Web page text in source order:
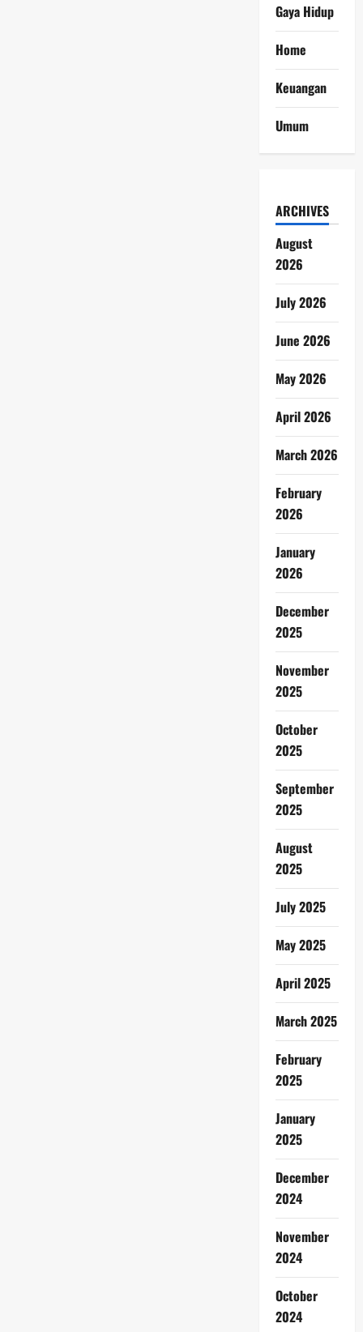
Gaya Hidup
Home
Keuangan
Umum
ARCHIVES
August
2026
July 2026
June 2026
May 2026
April 2026
March 2026
February
2026
January
2026
December
2025
November
2025
October
2025
September
2025
August
2025
July 2025
May 2025
April 2025
March 2025
February
2025
January
2025
December
2024
November
2024
October
2024